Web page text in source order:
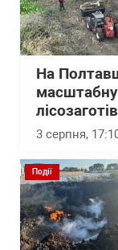
На
3 серпня,
Події